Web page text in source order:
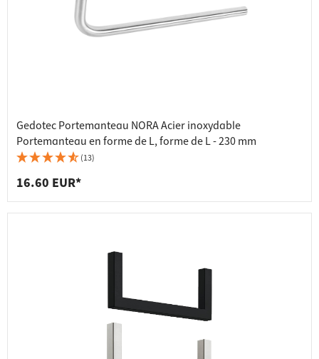
Gedotec Portemanteau NORA Acier inoxydable
Portemanteau en forme de L, forme de L - 230 mm
(13)
16.60 EUR*